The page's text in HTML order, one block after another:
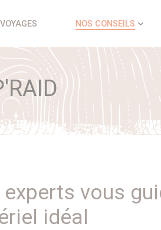
VOYAGES NOS CONSEILS
experts vous
idéal